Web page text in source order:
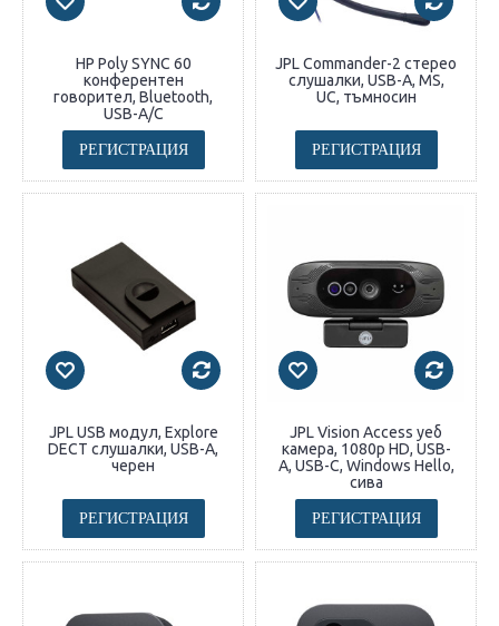
HP Poly SYNC 60
конферентен
говорител, Bluetooth,
USB-A/C
РЕГИСТРАЦИЯ
JPL Commander-2 стерео
слушалки, USB-A, MS,
UC, тъмносин
РЕГИСТРАЦИЯ
JPL USB модул, Explore
DECT слушалки, USB-A,
черен
РЕГИСТРАЦИЯ
JPL Vision Access уеб
камера, 1080p HD, USB-
A, USB-C, Windows Hello,
сива
РЕГИСТРАЦИЯ